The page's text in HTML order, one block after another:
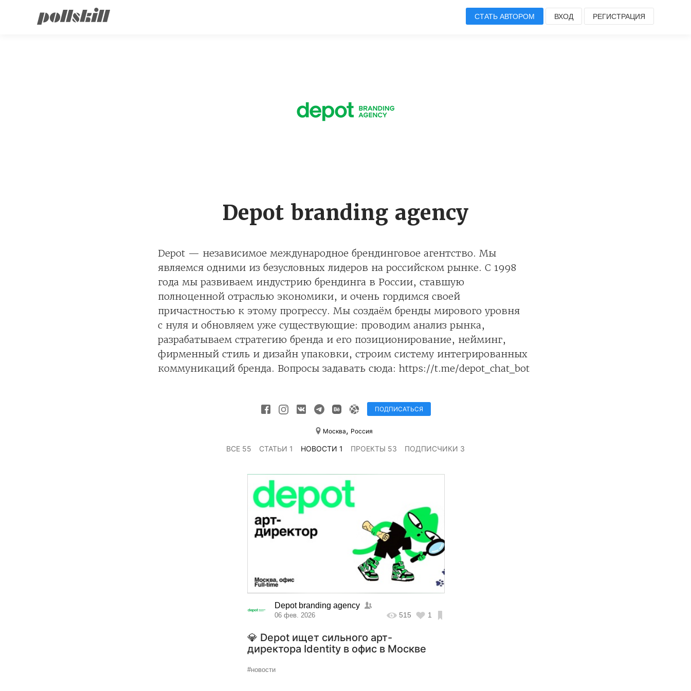
СТАТЬ АВТОРОМ ВХОД РЕГИСТРАЦИЯ
Depot branding agency
Depot — независимое международное брендинговое агентство. Мы
являемся одними из безусловных лидеров на российском рынке. С 1998
года мы развиваем индустрию брендинга в России, ставшую
полноценной отраслью экономики, и очень гордимся своей
причастностью к этому прогрессу. Мы создаём бренды мирового уровня
с нуля и обновляем уже существующие: проводим анализ рынка,
разрабатываем стратегию бренда и его позиционирование, нейминг,
фирменный стиль и дизайн упаковки, строим систему интегрированных
коммуникаций бренда. Вопросы задавать сюда: https://t.me/depot_chat_bot
ПОДПИСАТЬСЯ
Москва, Россия
ВСЕ 55 СТАТЬИ 1 НОВОСТИ 1 ПРОЕКТЫ 53 ПОДПИСЧИКИ 3
Depot branding agency
06 фев. 2026 515 1
💎 Depot ищет сильного арт-
директора Identity в офис в Москве
#новости